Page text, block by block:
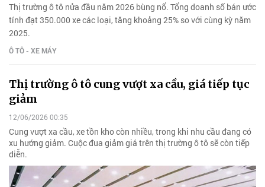
Thị trường ô tô nửa đầu năm 2026 bùng nổ. Tổng doanh số bán ước
tính đạt 350.000 xe các loại, tăng khoảng 25% so với cùng kỳ năm
2025.
Ô TÔ - XE MÁY
Thị trường ô tô cung vượt xa cầu, giá tiếp tục
giảm
12/06/2026 00:35
Cung vượt xa cầu, xe tồn kho còn nhiều, trong khi nhu cầu đang có
xu hướng giảm. Cuộc đua giảm giá trên thị trường ô tô sẽ còn tiếp
diễn.